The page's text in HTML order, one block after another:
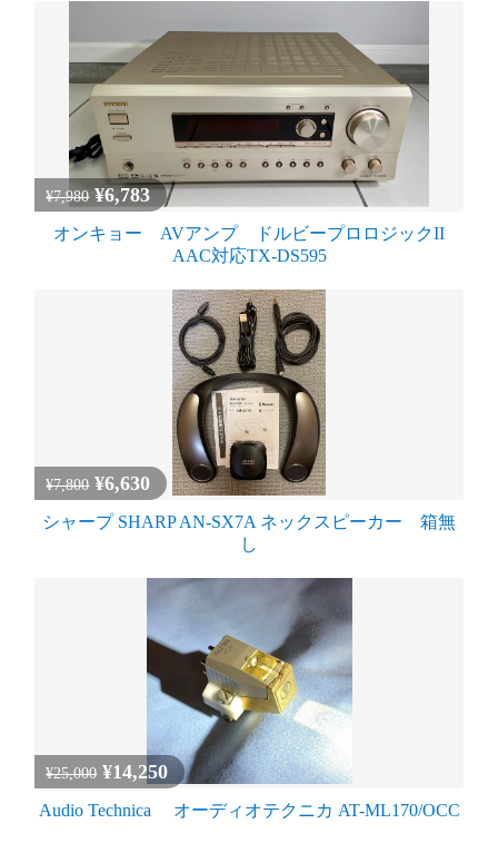
¥7,980 ¥6,783
オンキョー AVアンプ ドルビープロロジックII
AAC対応TX-DS595
¥7,800 ¥6,630
シャープ SHARP AN-SX7A ネックスピーカー 箱無
し
¥25,000 ¥14,250
Audio Technica オーディオテクニカ AT-ML170/OCC